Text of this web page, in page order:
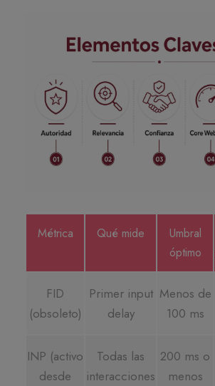
Métrica Qué mide
Umbral
óptimo
FID
(obsoleto)
Primer input
delay
Menos de
100 ms
INP (activo
desde
Todas las
interacciones
200 ms o
menos